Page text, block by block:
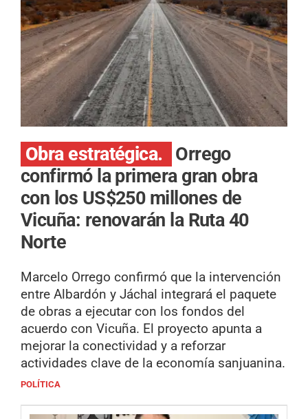
Obra estratégica.
Orrego
confirmó la primera gran obra
con los US$250 millones de
Vicuña: renovarán la Ruta 40
Norte
Marcelo Orrego confirmó que la intervención
entre Albardón y Jáchal integrará el paquete
de obras a ejecutar con los fondos del
acuerdo con Vicuña. El proyecto apunta a
mejorar la conectividad y a reforzar
actividades clave de la economía sanjuanina.
POLÍTICA